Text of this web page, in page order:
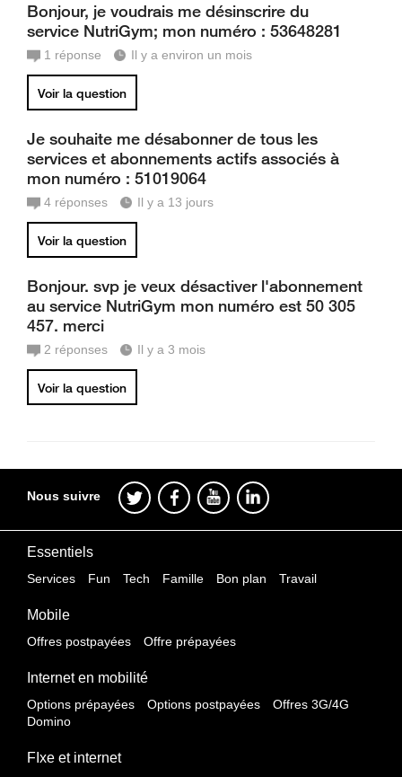
Bonjour, je voudrais me désinscrire du
service NutriGym; mon numéro : 53648281
1 réponse Il y a environ un mois
Voir la question
Je souhaite me désabonner de tous les
services et abonnements actifs associés à
mon numéro : 51019064
4 réponses Il y a 13 jours
Voir la question
Bonjour. svp je veux désactiver l'abonnement
au service NutriGym mon numéro est 50 305
457. merci
2 réponses Il y a 3 mois
Voir la question
Nous suivre
Essentiels
Services Fun Tech Famille Bon plan Travail
Mobile
Offres postpayées Offre prépayées
Internet en mobilité
Options prépayées Options postpayées
Offres 3G/4G
Domino
FIxe et internet